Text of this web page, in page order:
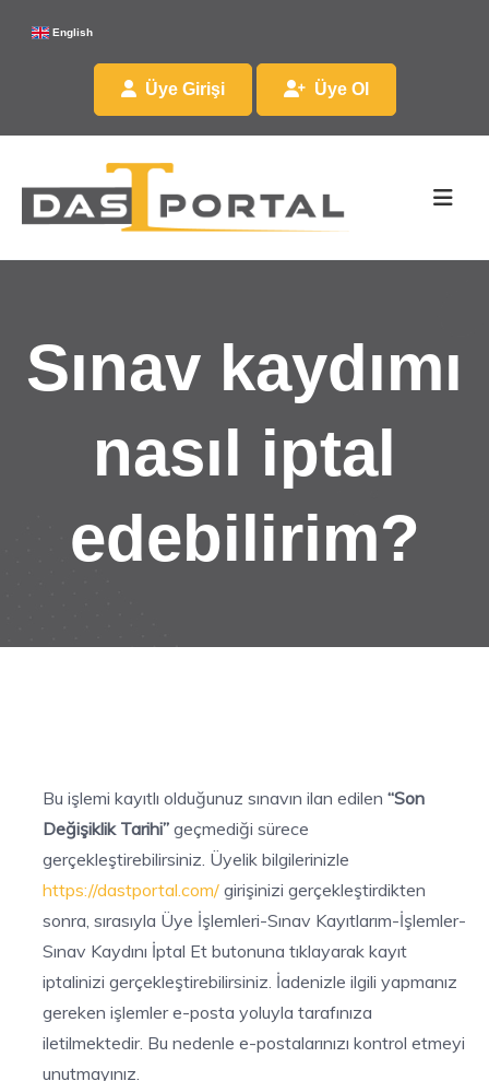
English
Üye Girişi Üye Ol
Sınav kaydımı
nasıl iptal
edebilirim?
Bu işlemi kayıtlı olduğunuz sınavın ilan edilen “Son
Değişiklik Tarihi” geçmediği sürece
gerçekleştirebilirsiniz. Üyelik bilgilerinizle
https://dastportal.com/ girişinizi gerçekleştirdikten
sonra, sırasıyla Üye İşlemleri-Sınav Kayıtlarım-İşlemler-
Sınav Kaydını İptal Et butonuna tıklayarak kayıt
iptalinizi gerçekleştirebilirsiniz. İadenizle ilgili yapmanız
gereken işlemler e-posta yoluyla tarafınıza
iletilmektedir. Bu nedenle e-postalarınızı kontrol etmeyi
unutmayınız.